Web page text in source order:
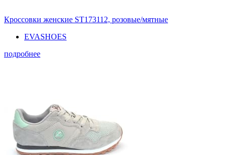
Кроссовки женские ST173112, розовые/мятные
EVASHOES
подробнее